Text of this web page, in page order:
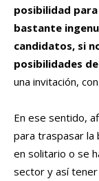
posibilidad
bastante
candidatos, si
posibilidades
una invitación,
En ese sentido,
para traspasar la
en solitario o se
sector y así